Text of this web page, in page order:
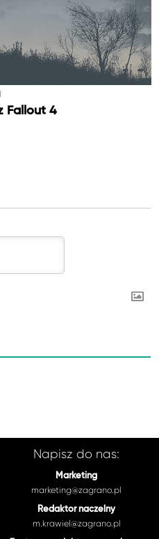
Fallout 4
Napisz do nas:
Marketing
marketing@zagrano.pl
Redaktor naczelny
m.krawiel@zagrano.pl